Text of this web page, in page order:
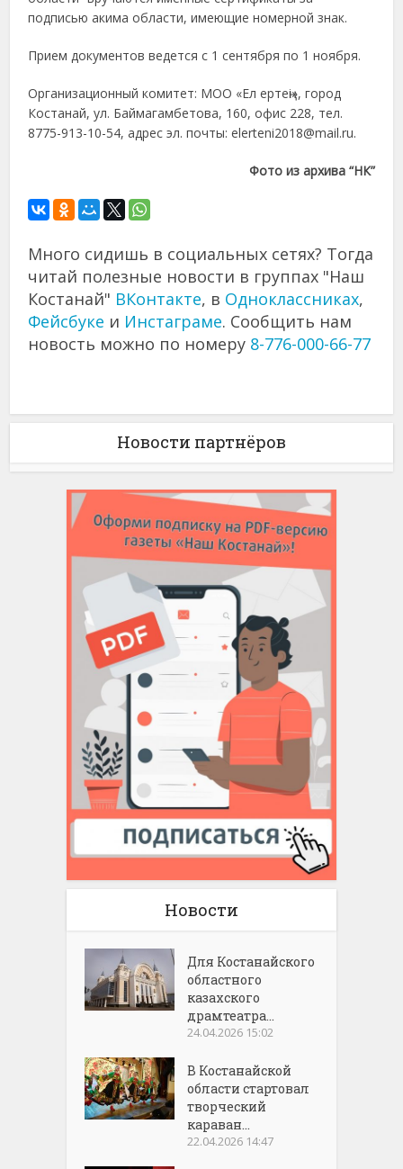
подписью акима области, имеющие номерной знак.
Прием документов ведется с 1 сентября по 1 ноября.
Организационный комитет: МОО «Ел ертеңі», город
Костанай, ул. Баймагамбетова, 160, офис 228, тел.
8775-913-10-54, адрес эл. почты: elerteni2018@mail.ru.
Фото из архива “НК”
Много сидишь в социальных сетях? Тогда
читай полезные новости в группах "Наш
Костанай" ВКонтакте, в Одноклассниках,
Фейсбуке и Инстаграме. Сообщить нам
новость можно по номеру 8-776-000-66-77
Новости партнёров
Новости
Для Костанайского
областного
казахского
драмтеатра...
24.04.2026 15:02
В Костанайской
области стартовал
творческий
караван...
22.04.2026 14:47